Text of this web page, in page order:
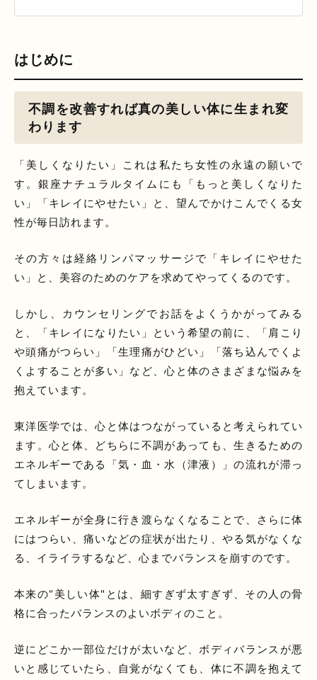
はじめに
不調を改善すれば真の美しい体に生まれ変
わります
「美しくなりたい」これは私たち女性の永遠の願いで
す。銀座ナチュラルタイムにも「もっと美しくなりた
い」「キレイにやせたい」と、望んでかけこんでくる女
性が毎日訪れます。
その方々は経絡リンパマッサージで「キレイにやせた
い」と、美容のためのケアを求めてやってくるのです。
しかし、カウンセリングでお話をよくうかがってみる
と、「キレイになりたい」という希望の前に、「肩こり
や頭痛がつらい」「生理痛がひどい」「落ち込んでくよ
くよすることが多い」など、心と体のさまざまな悩みを
抱えています。
東洋医学では、心と体はつながっていると考えられてい
ます。心と体、どちらに不調があっても、生きるための
エネルギーである「気・血・水（津液）」の流れが滞っ
てしまいます。
エネルギーが全身に行き渡らなくなることで、さらに体
にはつらい、痛いなどの症状が出たり、やる気がなくな
る、イライラするなど、心までバランスを崩すのです。
本来の“美しい体"とは、細すぎず太すぎず、その人の骨
格に合ったバランスのよいボディのこと。
逆にどこか一部位だけが太いなど、ボディバランスが悪
いと感じていたら、自覚がなくても、体に不調を抱えて